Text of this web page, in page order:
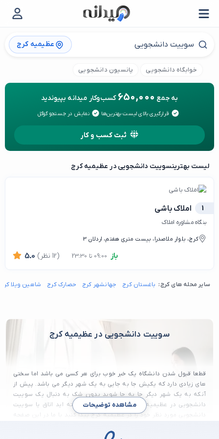
عظیمیه کرج
خوابگاه دانشجویی پانسیون دانشجویی
به جمع 650,000 کسب‌وکار میدانه بپیوندید
قرارگیری بالای لیست بهترین‌ها نمایش در جستجو گوگل
ثبت کسب و کار
لیست بهترینسوییت دانشجویی در عظیمیه کرج
1 املاک باشی
بنگاه مشاوره املاک
کرج، بلوار ملاصدرا، بیست متری هفتم، اردلان 3
باز 5.0 (12 نظر)
سایر محله های کرج: باغستان کرج جهانشهر کرج حصارک کرج شاهین ویلا کرج
سوییت دانشجویی در عظیمیه کرج
قطعا قبول شدن دانشگاه یک خبر خوب برای هر کسی می باشد اما سختی
های زیادی دارد که یکیش جا به جایی به یک شهر دیگر می باشد. پیش از
آنکه به یک شهر دیگر جا به جا شوید بدون شک به دنبال یک سوییت
دانشجویی در عظیمیه کرج گشته اید. اگر نتوانسته اید اتاق یا سوییت
دانشجویی مورد نظر خود را در عظیمیه کرج پیدا کنید با ما در این صفحه
عظیمیه کرج را برای شما قرار داده ایم.
مشاهده توضیحات